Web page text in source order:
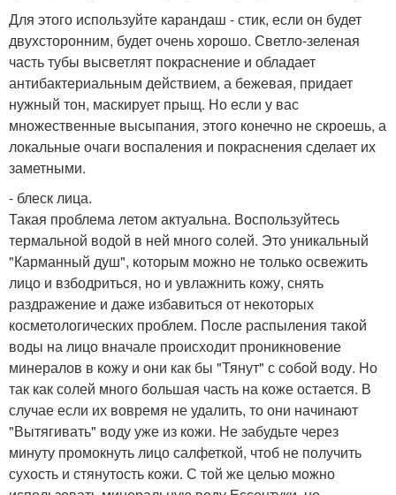
Для этого используйте карандаш - стик, если он будет
двухсторонним, будет очень хорошо. Светло-зеленая
часть тубы высветлят покраснение и обладает
антибактериальным действием, а бежевая, придает
нужный тон, маскирует прыщ. Но если у вас
множественные высыпания, этого конечно не скроешь, а
локальные очаги воспаления и покраснения сделает их
заметными.
- блеск лица.
Такая проблема летом актуальна. Воспользуйтесь
термальной водой в ней много солей. Это уникальный
"Карманный душ", которым можно не только освежить
лицо и взбодриться, но и увлажнить кожу, снять
раздражение и даже избавиться от некоторых
косметологических проблем. После распыления такой
воды на лицо вначале происходит проникновение
минералов в кожу и они как бы "Тянут" с собой воду. Но
так как солей много большая часть на коже остается. В
случае если их вовремя не удалить, то они начинают
"Вытягивать" воду уже из кожи. Не забудьте через
минуту промокнуть лицо салфеткой, чтоб не получить
сухость и стянутость кожи. С той же целью можно